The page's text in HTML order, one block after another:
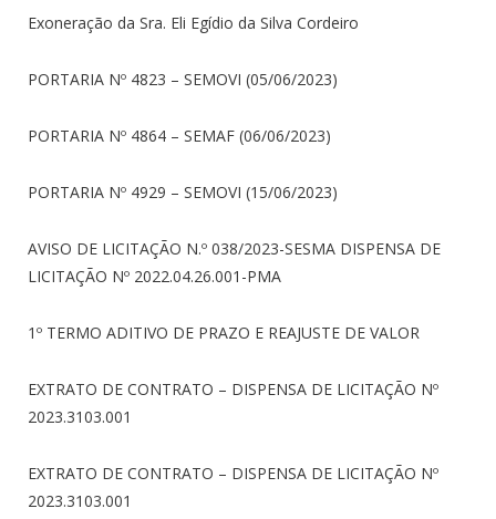
Exoneração da Sra. Eli Egídio da Silva Cordeiro
PORTARIA Nº 4823 – SEMOVI (05/06/2023)
PORTARIA Nº 4864 – SEMAF (06/06/2023)
PORTARIA Nº 4929 – SEMOVI (15/06/2023)
AVISO DE LICITAÇÃO N.º 038/2023-SESMA DISPENSA DE
LICITAÇÃO Nº 2022.04.26.001-PMA
1º TERMO ADITIVO DE PRAZO E REAJUSTE DE VALOR
EXTRATO DE CONTRATO – DISPENSA DE LICITAÇÃO Nº
2023.3103.001
EXTRATO DE CONTRATO – DISPENSA DE LICITAÇÃO Nº
2023.3103.001